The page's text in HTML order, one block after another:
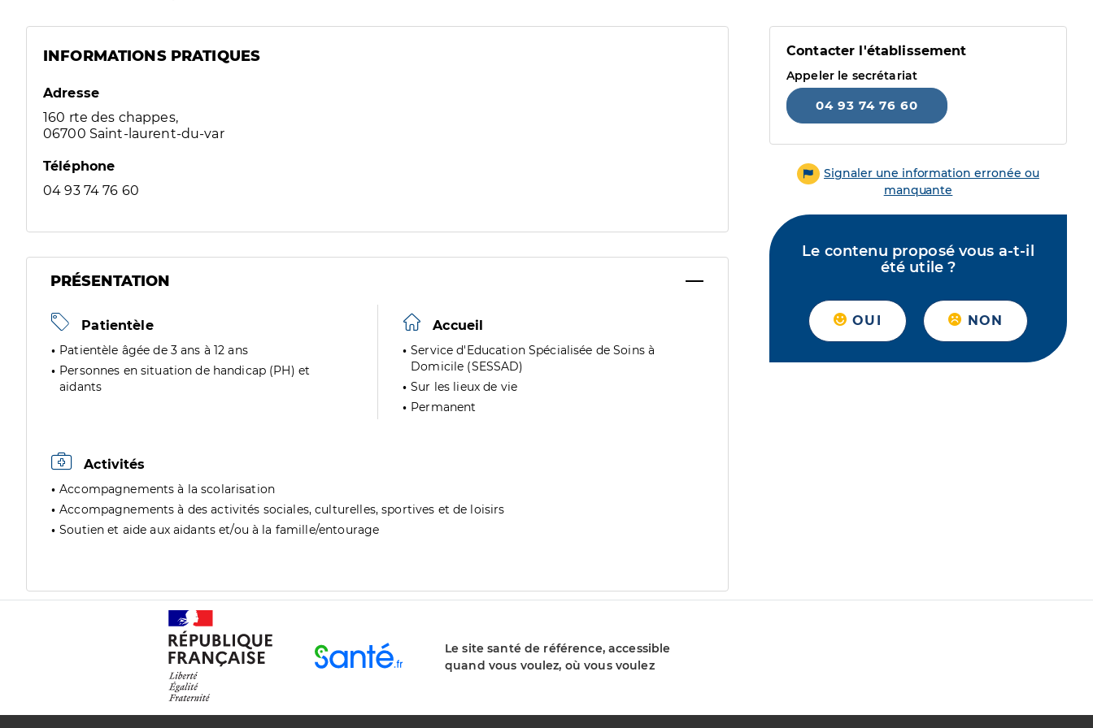
INFORMATIONS PRATIQUES
Adresse
160 rte des chappes,
06700 Saint-laurent-du-var
Téléphone
04 93 74 76 60
PRÉSENTATION
Patientèle
Patientèle âgée de 3 ans à 12 ans
Personnes en situation de handicap (PH) et
aidants
Accueil
Service d'Education Spécialisée de Soins à
Domicile (SESSAD)
Sur les lieux de vie
Permanent
Activités
Accompagnements à la scolarisation
Accompagnements à des activités sociales, culturelles, sportives et de loisirs
Soutien et aide aux aidants et/ou à la famille/entourage
Contacter l'établissement
Appeler le secrétariat
04 93 74 76 60
Signaler une information erronée ou
manquante
Le contenu proposé vous a-t-il
été utile ?
OUI NON
Le site santé de référence, accessible
quand vous voulez, où vous voulez